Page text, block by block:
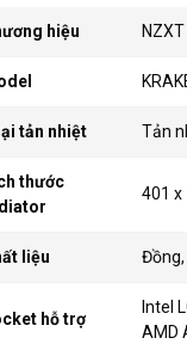
hiệu NZXT
tản nhiệt Tản
thước
401 x
liệu Đồng,
hỗ trợ
Intel
AMD